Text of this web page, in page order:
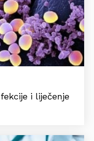
i liječenje